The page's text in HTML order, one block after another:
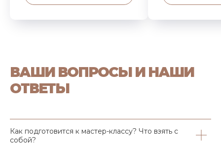
ВАШИ ВОПРОСЫ И НАШИ
ОТВЕТЫ
Как подготовится к мастер-классу? Что взять с
собой?